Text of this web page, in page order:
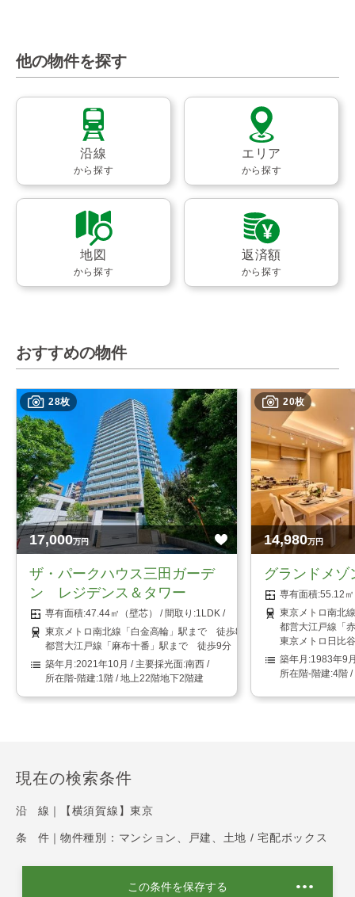
他の物件を探す
沿線
から探す
エリア
から探す
地図
から探す
返済額
から探す
おすすめの物件
28枚
17,000万円
ザ・パークハウス三田ガーデ
ン レジデンス＆タワー
47.44㎡（壁芯）
1LDK
東京メトロ南北線「白金高輪」駅まで 徒歩8分
都営大江戸線「麻布十番」駅まで 徒歩9分
2021年10月
南西
1階 / 地上22階地下2階建
20枚
14,980万円
グランドメゾ
55.12
東京メトロ南北
都営大江戸線「
東京メトロ日比
1983年9
4階 /
現在の検索条件
沿 線｜ 【横須賀線】東京
条 件｜ 物件種別：マンション、戸建、土地 / 宅配ボックス
この条件を保存する